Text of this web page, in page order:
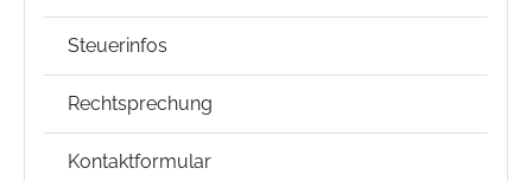
Steuerinfos
Rechtsprechung
Kontaktformular